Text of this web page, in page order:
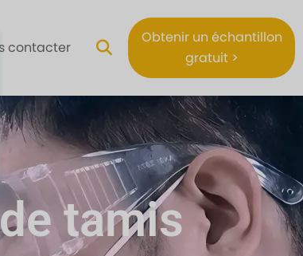
contacter
Obtenir un échantillon
gratuit >
tamis